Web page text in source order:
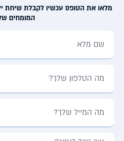
מלאו את הטופס עכשיו לקבלת שיחת
המומחים